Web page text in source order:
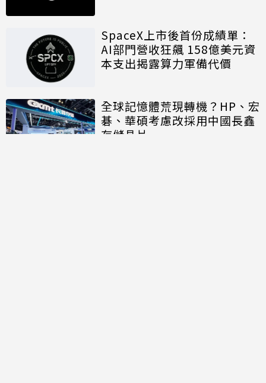
SpaceX上市後首份成績單：
AI部門營收狂飆 158億美元資
本支出揭露算力軍備代價
全球記憶體荒現轉機？HP、宏
碁、華碩考慮改採用中國長鑫
存儲晶片